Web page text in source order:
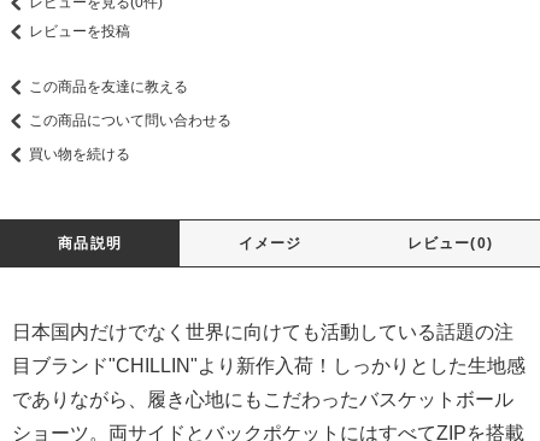
レビューを投稿
この商品を友達に教える
この商品について問い合わせる
買い物を続ける
商品説明 イメージ レビュー(0)
日本国内だけでなく世界に向けても活動している話題の注
目ブランド"CHILLIN"より新作入荷！しっかりとした生地感
でありながら、履き心地にもこだわったバスケットボール
ショーツ。両サイドとバックポケットにはすべてZIPを搭載